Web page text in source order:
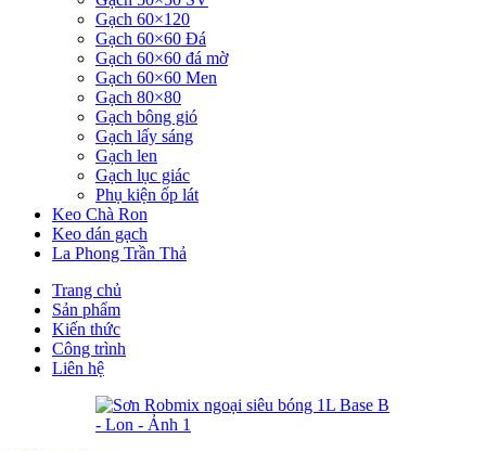
Gạch 60×120
Gạch 60×60 Đá
Gạch 60×60 đá mờ
Gạch 60×60 Men
Gạch 80×80
Gạch bông gió
Gạch lấy sáng
Gạch len
Gạch lục giác
Phụ kiện ốp lát
Keo Chà Ron
Keo dán gạch
La Phong Trần Thả
Trang chủ
Sản phẩm
Kiến thức
Công trình
Liên hệ